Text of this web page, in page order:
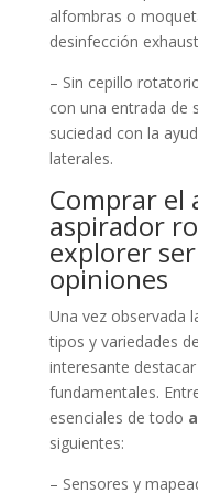
alfombras o
desinfección
– Sin cepillo
con una entrada de
suciedad con la
laterales.
Comprar el
aspirador
explorer
opiniones
Una vez observada
tipos y variedades de
interesante
fundamentales.
esenciales de todo
siguientes:
– Sensores y